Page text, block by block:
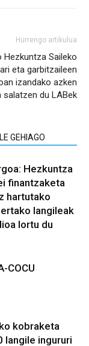
Hurrengo artikulua
Hezkuntza Saileko
eta garbitzaileen
izandako azken
salatzen du LABek
GEHIAGO
Hezkuntza
finantzaketa
hartutako
langileak
lortu du
COCU
kobraketa
langile ingururi